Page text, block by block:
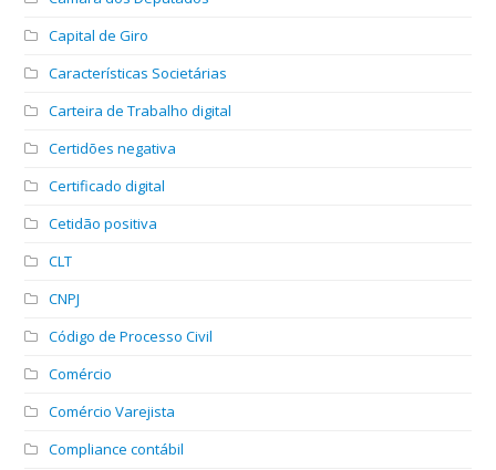
Capital de Giro
Características Societárias
Carteira de Trabalho digital
Certidões negativa
Certificado digital
Cetidão positiva
CLT
CNPJ
Código de Processo Civil
Comércio
Comércio Varejista
Compliance contábil